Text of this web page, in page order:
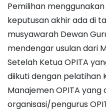
Pemilihan
keputusan akhir ada di
musyawarah Dewan
mendengar usulan dari
Setelah Ketua OPITA
diikuti dengan pelatihan
Manajemen OPITA
organisasi/pengurus